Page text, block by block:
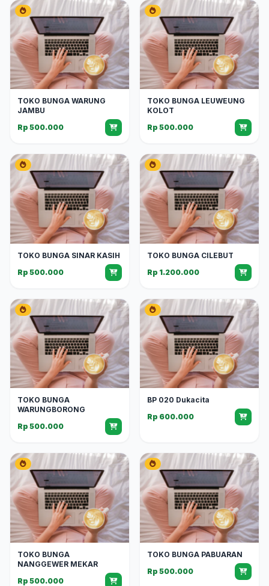
TOKO BUNGA WARUNG
JAMBU
Rp 500.000
TOKO BUNGA LEUWEUNG
KOLOT
Rp 500.000
TOKO BUNGA SINAR KASIH
Rp 500.000
TOKO BUNGA CILEBUT
Rp 1.200.000
TOKO BUNGA
WARUNGBORONG
Rp 500.000
BP 020 Dukacita
Rp 600.000
TOKO BUNGA
NANGGEWER MEKAR
Rp 500.000
TOKO BUNGA PABUARAN
Rp 500.000